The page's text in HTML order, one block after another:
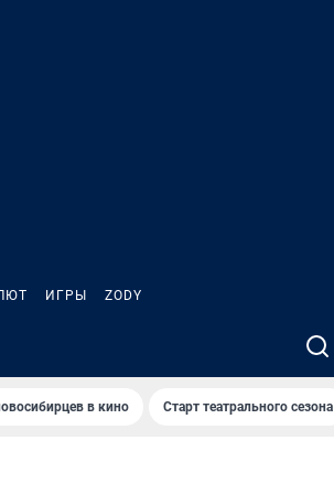
ИГРЫ ZODY
в кино Старт театрального сезона